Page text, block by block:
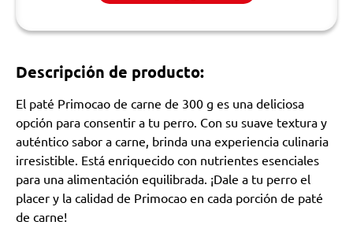
Descripción de producto:
El paté Primocao de carne de 300 g es una deliciosa
opción para consentir a tu perro. Con su suave textura y
auténtico sabor a carne, brinda una experiencia culinaria
irresistible. Está enriquecido con nutrientes esenciales
para una alimentación equilibrada. ¡Dale a tu perro el
placer y la calidad de Primocao en cada porción de paté
de carne!